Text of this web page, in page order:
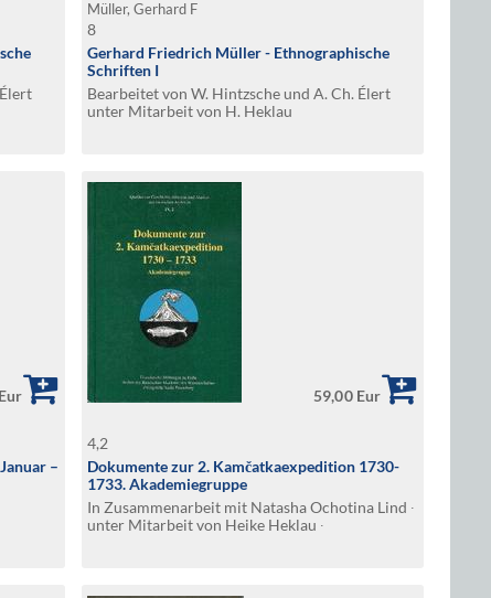
Müller, Gerhard F
8
Gerhard Friedrich Müller - Ethnographische
Schriften I
Bearbeitet von W. Hintzsche und A. Ch. Élert
unter Mitarbeit von H. Heklau
–
59,00 Eur
4,2
Dokumente zur 2. Kamčatkaexpedition 1730-
1733. Akademiegruppe
In Zusammenarbeit mit Natasha Ochotina Lind ∙
unter Mitarbeit von Heike Heklau ∙